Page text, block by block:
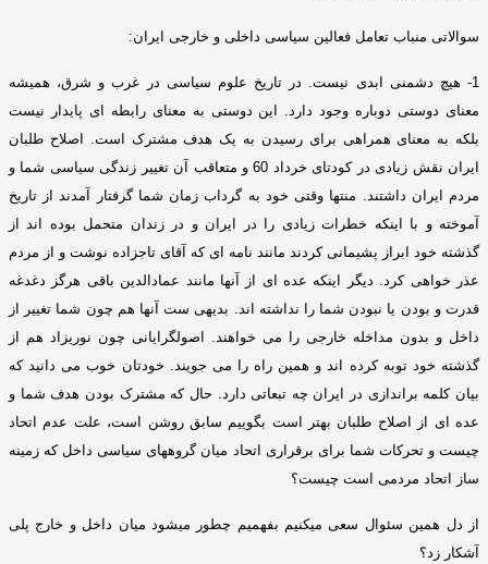
سوالاتی منباب تعامل فعالین سیاسی داخلی و خارجی ایران:
1- هیچ دشمنی ابدی نیست. در تاریخ علوم سیاسی در غرب و شرق، همیشه
معنای دوستی دوباره وجود دارد
این دوستی به معنای رابطه ای پایدار نیست
بلکه به معنای همراهی برای رسیدن به یک هدف مشترک است
اصلاح طلبان
ایران نقش زیادی در کودتای خرداد 60 و متعاقب آن تغییر زندگی سیاسی شما و
مردم ایران داشتند
منتها وقتی خود به گرداب زمان شما گرفتار آمدند از تاریخ
آموخته و با اینکه خطرات زیادی را در ایران و در زندان متحمل بوده اند از
گذشته خود ابراز پشیمانی کردند مانند نامه ای که آقای تاجزاده نوشت و از مردم
عذر خواهی کرد
دیگر اینکه عده ای از آنها مانند عمادالدین باقی هرگز دغدغه
قدرت و بودن یا نبودن شما را نداشته اند
بدیهی ست آنها هم چون شما تغییر از
داخل و بدون مداخله خارجی را می خواهند
اصولگرایانی چون نوریزاد هم از
گذشته خود توبه کرده اند و همین راه را می جویند
خودتان خوب می دانید که
بیان کلمه براندازی در ایران چه تبعاتی دارد
حال که مشترک بودن هدف شما و
عده ای از اصلاح طلبان بهتر است بگوییم سابق روشن است، علت عدم اتحاد
چیست و تحرکات شما برای برقراری اتحاد میان گروههای سیاسی داخل که زمینه
ساز اتحاد مردمی است چیست؟
از دل همین سئوال سعی میکنیم بفهمیم چطور میشود میان داخل و خارج پلی
آشکار زد؟